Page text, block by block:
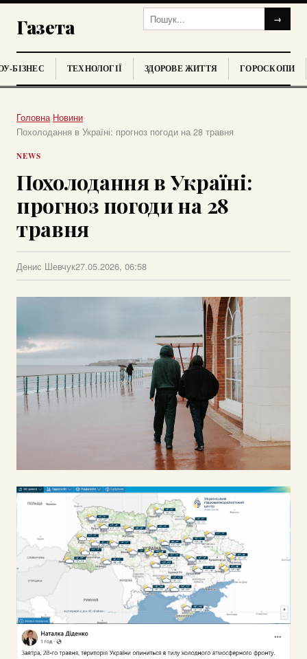
Газета →
БІЗНЕС ТЕХНОЛОГІЇ ЗДОРОВЕ ЖИТТЯ ГОРОСКОПИ
Головна›Новини›
Похолодання в Україні: прогноз погоди на 28 травня
NEWS
Похолодання в Україні:
прогноз погоди на 28
травня
Денис Шевчук27.05.2026, 06:58